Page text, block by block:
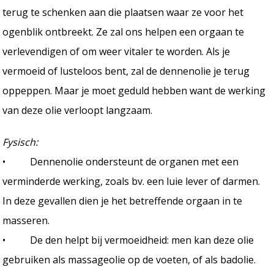
terug te schenken aan die plaatsen waar ze voor het
ogenblik ontbreekt. Ze zal ons helpen een orgaan te
verlevendigen of om weer vitaler te worden. Als je
vermoeid of lusteloos bent, zal de dennenolie je terug
oppeppen. Maar je moet geduld hebben want de werking
van deze olie verloopt langzaam.
Fysisch:
• Dennenolie ondersteunt de organen met een
verminderde werking, zoals bv. een luie lever of darmen.
In deze gevallen dien je het betreffende orgaan in te
masseren.
• De den helpt bij vermoeidheid: men kan deze olie
gebruiken als massageolie op de voeten, of als badolie.